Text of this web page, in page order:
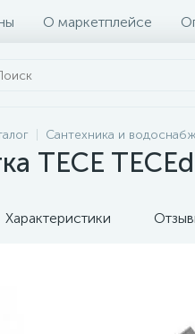
О маркетплейсе
Сантехника и
TECE
Характеристики